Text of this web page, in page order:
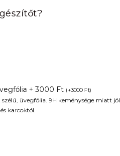
is:
Ft.
+ 3000 Ft (+3000 Ft)
üvegfólia. 9H keménysége miatt jól
karcoktól.